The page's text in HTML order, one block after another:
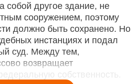
собой другое здание, не
сооружением, поэтому
должно быть сохранено. Но
инстанциях и подал
суд. Между тем,
возвращает
собственность.